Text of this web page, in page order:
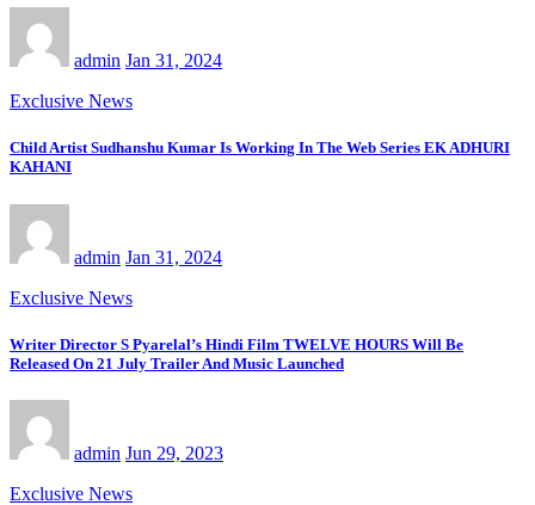
admin Jan 31, 2024
Exclusive News
Child Artist Sudhanshu Kumar Is Working In The Web Series EK ADHURI
KAHANI
admin Jan 31, 2024
Exclusive News
Writer Director S Pyarelal’s Hindi Film TWELVE HOURS Will Be
Released On 21 July Trailer And Music Launched
admin Jun 29, 2023
Exclusive News